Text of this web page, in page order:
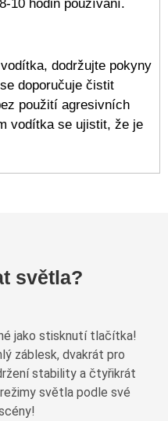
10 hodin používání.
dodržujte pokyny
doporučuje čistit
použití agresivních
vodítka se ujistit, že je
světla?
jako stisknutí tlačítka!
záblesk, dvakrát pro
stability a čtyřikrát
světla podle své